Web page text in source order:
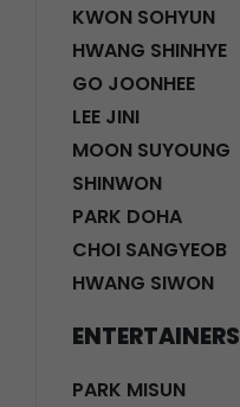
KWON SOHYUN
HWANG SHINHYE
GO JOONHEE
LEE JINI
MOON SUYOUNG
SHINWON
PARK DOHA
CHOI SANGYEOB
HWANG SIWON
ENTERTAINERS
PARK MISUN